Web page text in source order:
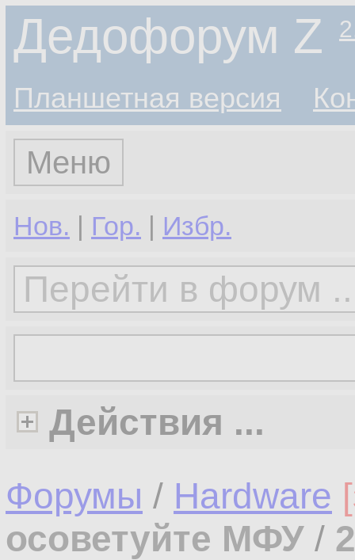
Дедофорум Z
Планшетная версия
Меню
Нов. | Гор. | Избр.
Действия ...
Форумы / Hardware
осоветуйте МФУ /